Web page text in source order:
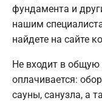
фундамента и
нашим
найдете на сайте
Не входит в общую
оплачивается:
сауны, санузла, а